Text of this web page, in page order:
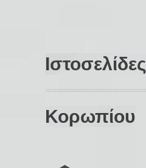
Ιστοσελίδες
Κορωπίου